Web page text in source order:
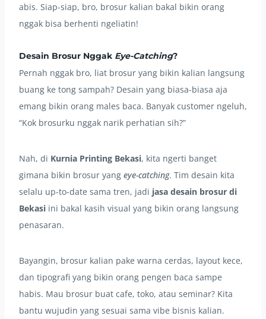
abis. Siap-siap, bro, brosur kalian bakal bikin orang
nggak bisa berhenti ngeliatin!
Desain Brosur Nggak Eye-Catching?
Pernah nggak bro, liat brosur yang bikin kalian langsung
buang ke tong sampah? Desain yang biasa-biasa aja
emang bikin orang males baca. Banyak customer ngeluh,
“Kok brosurku nggak narik perhatian sih?”
Nah, di Kurnia Printing Bekasi, kita ngerti banget
gimana bikin brosur yang eye-catching. Tim desain kita
selalu up-to-date sama tren, jadi jasa desain brosur di
Bekasi ini bakal kasih visual yang bikin orang langsung
penasaran.
Bayangin, brosur kalian pake warna cerdas, layout kece,
dan tipografi yang bikin orang pengen baca sampe
habis. Mau brosur buat cafe, toko, atau seminar? Kita
bantu wujudin yang sesuai sama vibe bisnis kalian.